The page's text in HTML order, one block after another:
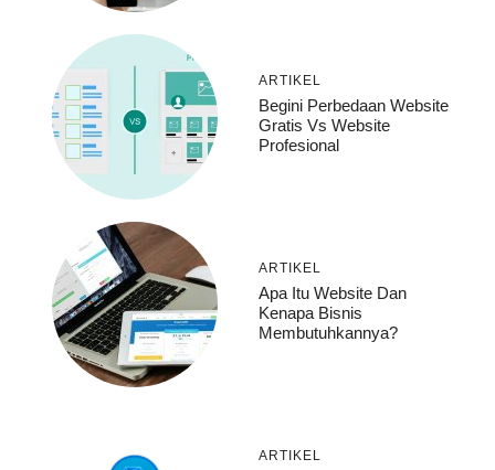
ARTIKEL
Begini Perbedaan Website
Gratis Vs Website
Profesional
ARTIKEL
Apa Itu Website Dan
Kenapa Bisnis
Membutuhkannya?
ARTIKEL